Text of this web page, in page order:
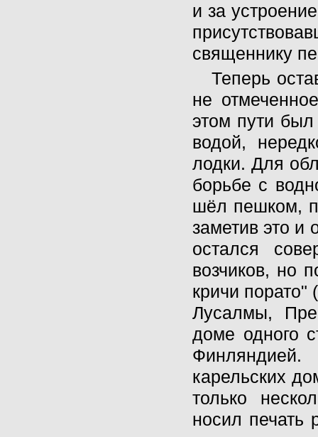
и за
священнику
Теперь
не
этом пути
водой,
лодки. Для
борьбе с
шёл пешком,
заметив это и
остался
возчиков, но
кричи порато"
Лусалмы,
доме одного
карельских
только
носил печать